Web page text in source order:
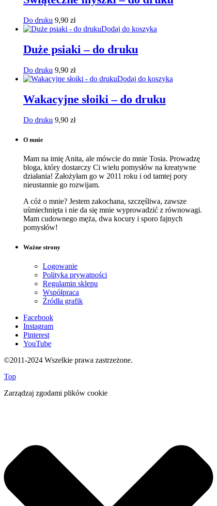
Do druku 9,90 zł
Dodaj do koszyka
Duże psiaki – do druku
Do druku 9,90 zł
Dodaj do koszyka
Wakacyjne słoiki – do druku
Do druku 9,90 zł
O mnie
Mam na imię Anita, ale mówcie do mnie Tosia. Prowadzę
bloga, który dostarczy Ci wielu pomysłów na kreatywne
działania! Założyłam go w 2011 roku i od tamtej pory
nieustannie go rozwijam.
A cóż o mnie? Jestem zakochana, szczęśliwa, zawsze
uśmiechnięta i nie da się mnie wyprowadzić z równowagi.
Mam cudownego męża, dwa kocury i sporo fajnych
pomysłów!
Ważne strony
Logowanie
Polityka prywatności
Regulamin sklepu
Współpraca
Źródła grafik
Facebook
Instagram
Pinterest
YouTube
©2011-2024 Wszelkie prawa zastrzeżone.
Top
Zarządzaj zgodami plików cookie